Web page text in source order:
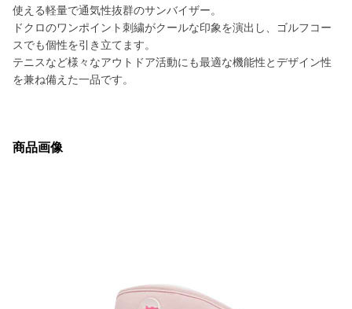
使える軽量で通気性抜群のサンバイザー。
ドクロのワンポイント刺繍がクールな印象を演出し、ゴルフコー
スでも個性を引き立てます。
テニスなど様々なアウトドア活動にも最適な機能性とデザイン性
を兼ね備えた一品です。
商品画像